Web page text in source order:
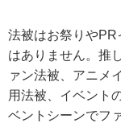
法被はお祭りや
はありません。推
ァン法被、アニメ
用法被、イベント
ベントシーンでフ